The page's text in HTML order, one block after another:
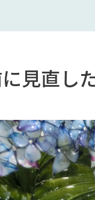
新規登録で
友だち大募
見直し